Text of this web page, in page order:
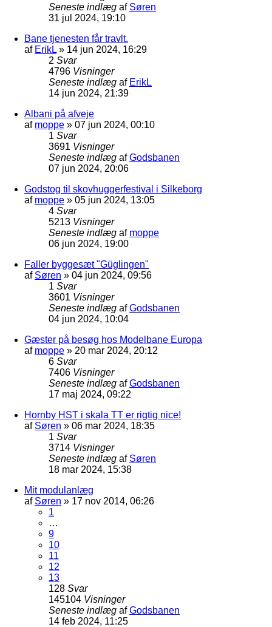
Seneste indlæg af Søren
31 jul 2024, 19:10
Bane tjenesten får travlt.
af ErikL » 14 jun 2024, 16:29
2 Svar
4796 Visninger
Seneste indlæg af ErikL
14 jun 2024, 21:39
Albani på afveje
af moppe » 07 jun 2024, 00:10
1 Svar
3691 Visninger
Seneste indlæg afGodsbanen
07 jun 2024, 20:06
Godstog til skovhuggerfestival i Silkeborg
af moppe » 05 jun 2024, 13:05
4 Svar
5213 Visninger
Seneste indlæg af moppe
06 jun 2024, 19:00
Faller byggesæt "Güglingen"
af Søren » 04 jun 2024, 09:56
1 Svar
3601 Visninger
Seneste indlæg afGodsbanen
04 jun 2024, 10:04
Gæster på besøg hos Modelbane Europa
af moppe » 20 mar 2024, 20:12
6 Svar
7406 Visninger
Seneste indlæg afGodsbanen
17 maj 2024, 09:22
Hornby HST i skala TT er rigtig nice!
af Søren » 06 mar 2024, 18:35
1 Svar
3714 Visninger
Seneste indlæg af Søren
18 mar 2024, 15:38
Mit modulanlæg
af Søren » 17 nov 2014, 06:26
1
…
9
10
11
12
13
128 Svar
145104 Visninger
Seneste indlæg afGodsbanen
14 feb 2024, 11:25